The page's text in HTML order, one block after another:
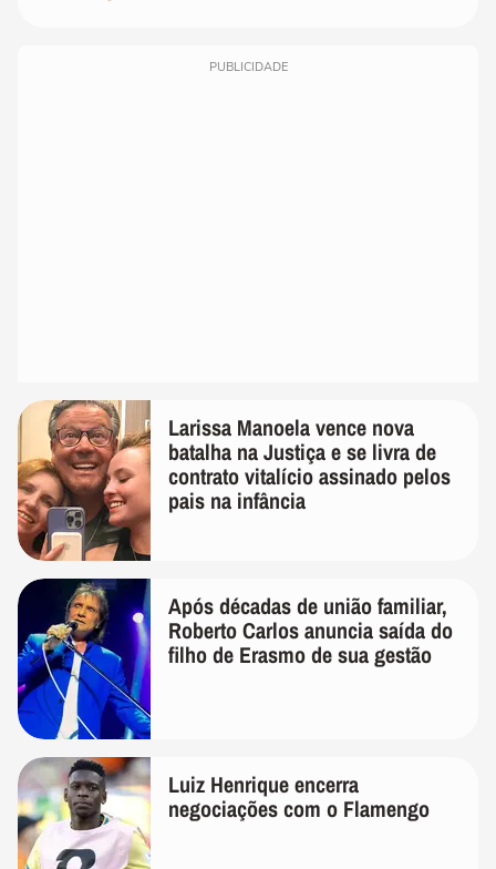
PUBLICIDADE
Larissa Manoela vence nova
batalha na Justiça e se livra de
contrato vitalício assinado pelos
pais na infância
Após décadas de união familiar,
Roberto Carlos anuncia saída do
filho de Erasmo de sua gestão
Luiz Henrique encerra
negociações com o Flamengo